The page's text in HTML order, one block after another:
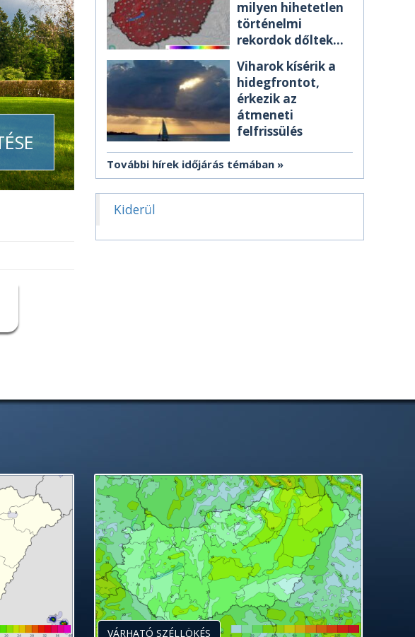
milyen hihetetlen
történelmi
rekordok dőltek
Viharok kísérik a
hidegfrontot,
érkezik az
átmeneti
felfrissülés
További hírek időjárás témában
Kiderül
VÁRHATÓ SZÉLLÖKÉS